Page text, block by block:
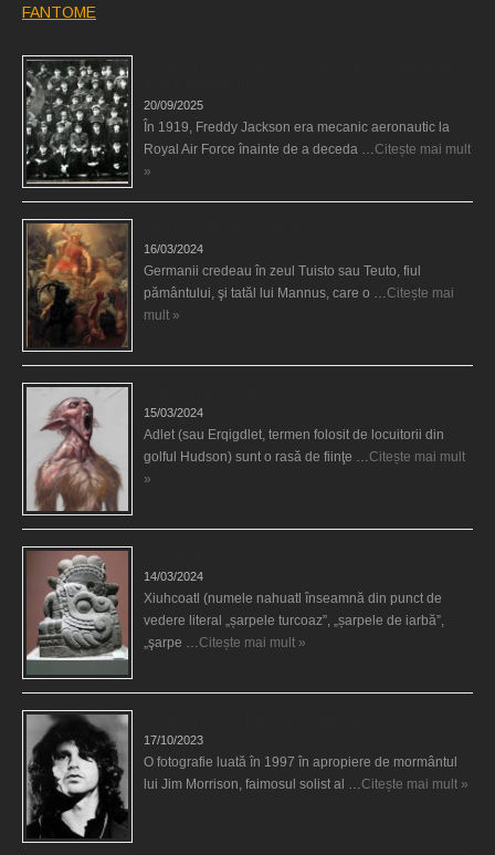
FANTOME
20/09/2025
În 1919, Freddy Jackson era mecanic aeronautic la
Royal Air Force înainte de a deceda …Citește mai mult
»
16/03/2024
Germanii credeau în zeul Tuisto sau Teuto, fiul
pământului, şi tatăl lui Mannus, care o …Citește mai
mult »
15/03/2024
Adlet (sau Erqigdlet, termen folosit de locuitorii din
golful Hudson) sunt o rasă de fiinţe …Citește mai mult
»
14/03/2024
Xiuhcoatl (numele nahuatl înseamnă din punct de
vedere literal „șarpele turcoaz”, „șarpele de iarbă”,
„şarpe …Citește mai mult »
17/10/2023
O fotografie luată în 1997 în apropiere de mormântul
lui Jim Morrison, faimosul solist al …Citește mai mult »